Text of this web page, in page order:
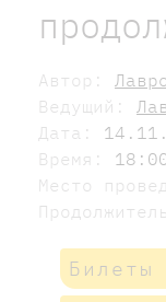
Автор:
Ведущий:
Дата:
Время:
Место
Билеты